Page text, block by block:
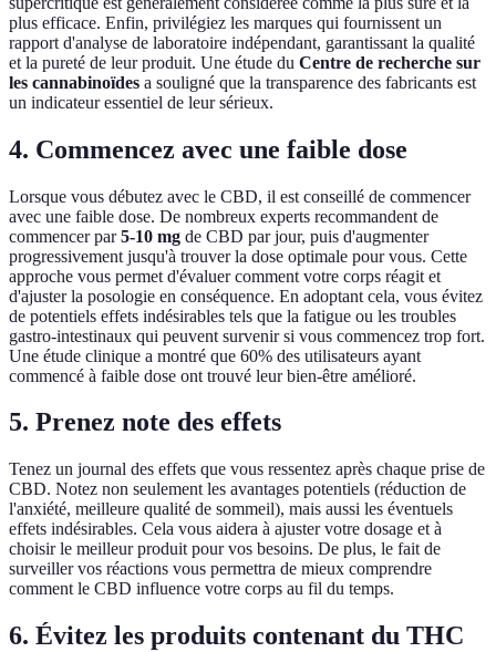
plus efficace. Enfin, privilégiez les marques qui fournissent un
rapport d'analyse de laboratoire indépendant, garantissant la qualité
et la pureté de leur produit. Une étude du Centre de recherche sur
les cannabinoïdes a souligné que la transparence des fabricants est
un indicateur essentiel de leur sérieux.
4. Commencez avec une faible dose
Lorsque vous débutez avec le CBD, il est conseillé de commencer
avec une faible dose. De nombreux experts recommandent de
commencer par5-10 mg de CBD par jour, puis d'augmenter
progressivement jusqu'à trouver la dose optimale pour vous. Cette
approche vous permet d'évaluer comment votre corps réagit et
d'ajuster la posologie en conséquence. En adoptant cela, vous évitez
de potentiels effets indésirables tels que la fatigue ou les troubles
gastro-intestinaux qui peuvent survenir si vous commencez trop fort.
Une étude clinique a montré que 60% des utilisateurs ayant
commencé à faible dose ont trouvé leur bien-être amélioré.
5. Prenez note des effets
Tenez un journal des effets que vous ressentez après chaque prise de
CBD. Notez non seulement les avantages potentiels (réduction de
l'anxiété, meilleure qualité de sommeil), mais aussi les éventuels
effets indésirables. Cela vous aidera à ajuster votre dosage et à
choisir le meilleur produit pour vos besoins. De plus, le fait de
surveiller vos réactions vous permettra de mieux comprendre
comment le CBD influence votre corps au fil du temps.
6. Évitez les produits contenant du THC